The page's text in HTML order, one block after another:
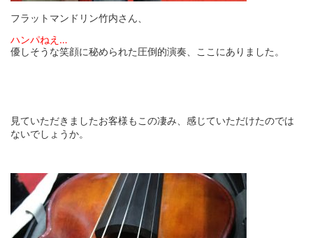
フラットマンドリン竹内さん、
ハンパねえ…
優しそうな笑顔に秘められた圧倒的演奏、ここにありました。
見ていただきましたお客様もこの凄み、感じていただけたのでは
ないでしょうか。